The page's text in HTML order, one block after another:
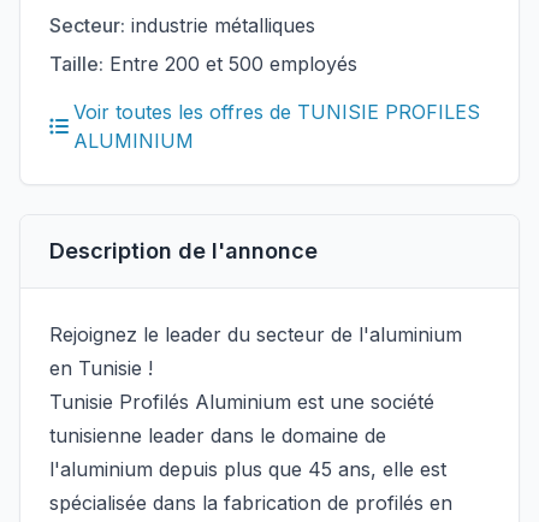
Secteur: industrie métalliques
Taille: Entre 200 et 500 employés
Voir toutes les offres de TUNISIE PROFILES
ALUMINIUM
Description de l'annonce
Rejoignez le leader du secteur de l'aluminium
en Tunisie !
Tunisie Profilés Aluminium est une société
tunisienne leader dans le domaine de
l'aluminium depuis plus que 45 ans, elle est
spécialisée dans la fabrication de profilés en